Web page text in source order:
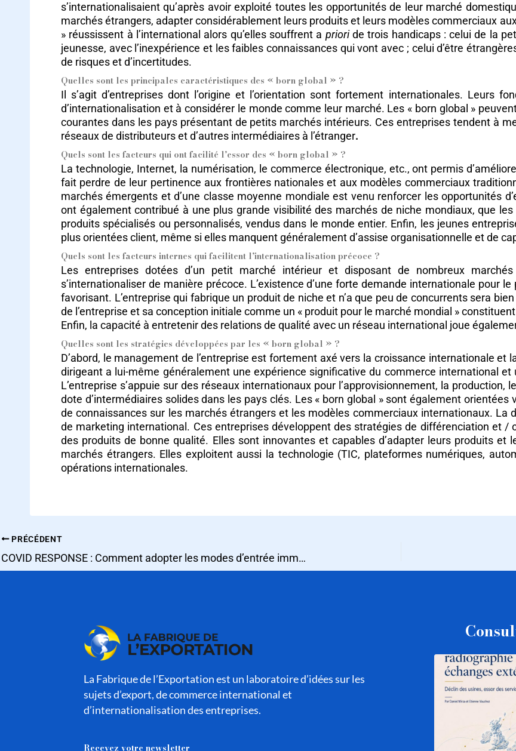
s’internationalisaient qu’après avoir exploité toutes les opportunités de leur marché
marchés étrangers, adapter considérablement leurs produits et leurs modèles commerciaux
» réussissent à l’international alors qu’elles souffrent a prioride trois handicaps : celui de la
jeunesse, avec l’inexpérience et les faibles connaissances qui vont avec ; celui d’être
de risques et d’incertitudes.
Quelles sont les principales caractéristiques des « born global » ?
Il s’agit d’entreprises dont l’origine et l’orientation sont fortement internationales. Leurs
d’internationalisation et à considérer le monde comme leur marché. Les « born global »
courantes dans les pays présentant de petits marchés intérieurs. Ces entreprises tendent à
réseaux de distributeurs et d’autres intermédiaires à l’étranger.
Quels sont les facteurs qui ont facilité l’essor des « born global » ?
La technologie, Internet, la numérisation, le commerce électronique, etc., ont permis
fait perdre de leur pertinence aux frontières nationales et aux modèles commerciaux
marchés émergents et d’une classe moyenne mondiale est venu renforcer les opportunités
ont également contribué à une plus grande visibilité des marchés de niche mondiaux, que
produits spécialisés ou personnalisés, vendus dans le monde entier. Enfin, les jeunes
plus orientées client, même si elles manquent généralement d’assise organisationnelle et de
Quels sont les facteurs internes qui facilitent l’internationalisation précoce ?
Les entreprises dotées d’un petit marché intérieur et disposant de nombreux
s’internationaliser de manière précoce. L’existence d’une forte demande internationale pour
favorisant. L’entreprise qui fabrique un produit de niche et n’a que peu de concurrents sera
de l’entreprise et sa conception initiale comme un « produit pour le marché mondial »
Enfin, la capacité à entretenir des relations de qualité avec un réseau international joue
Quelles sont les stratégies développées par les « born global » ?
D’abord, le management de l’entreprise est fortement axé vers la croissance internationale et
dirigeant a lui-même généralement une expérience significative du commerce international et
L’entreprise s’appuie sur des réseaux internationaux pour l’approvisionnement, la
dote d’intermédiaires solides dans les pays clés. Les « born global » sont également orientées
de connaissances sur les marchés étrangers et les modèles commerciaux internationaux.
de marketing international. Ces entreprises développent des stratégies de différenciation et
des produits de bonne qualité. Elles sont innovantes et capables d’adapter leurs produits et
marchés étrangers. Elles exploitent aussi la technologie (TIC, plateformes numériques,
opérations internationales.
PRÉCÉDENT
COVID RESPONSE : Comment adopter les modes d’entrée immatériels (franchises, licences de production, etc.) ?
La Fabrique de l’Exportation est un laboratoire d’idées sur les
sujets d’export, de commerce international et
d’internationalisation des entreprises.
Recevez votre newsletter